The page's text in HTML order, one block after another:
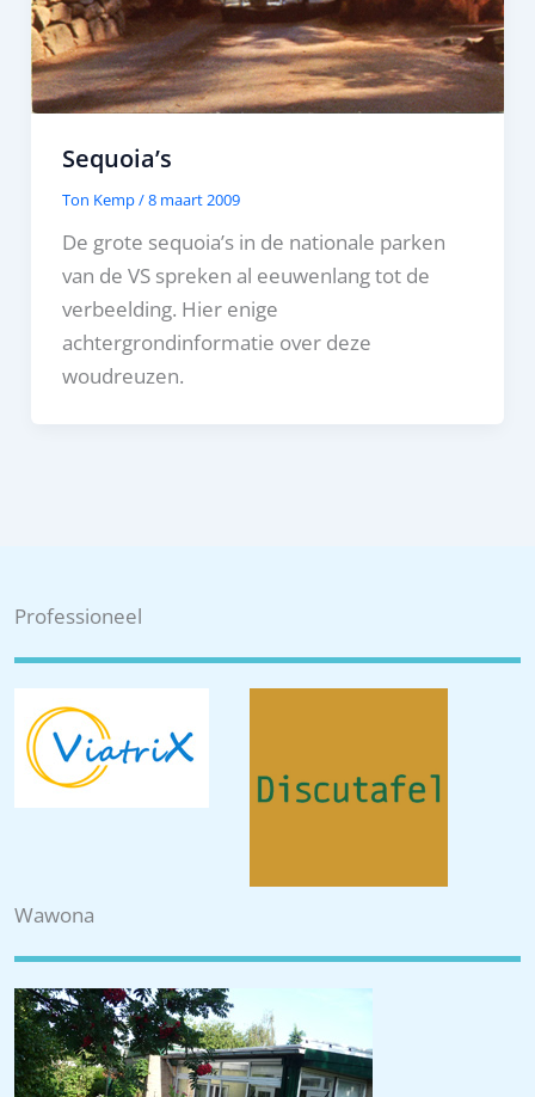
Sequoia’s
Ton Kemp/8 maart 2009
De grote sequoia’s in de nationale parken
van de VS spreken al eeuwenlang tot de
verbeelding. Hier enige
achtergrondinformatie over deze
woudreuzen.
Professioneel
Wawona